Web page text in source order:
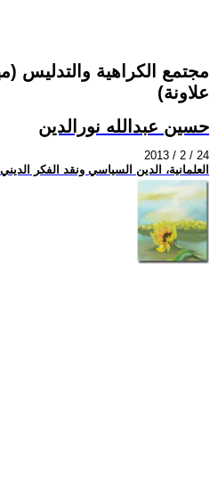
مجتمع الكراهية والتدليس
علاونة)
حسين عبدالله نورالدين
2013 / 2 / 24
العلمانية، الدين السياسي ونقد الفكر الديني